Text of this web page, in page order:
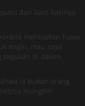
dan kaos kakinya
merasakan hawa
angin, mau saya
laqukan di dalam
ia bukan orang
mungkin